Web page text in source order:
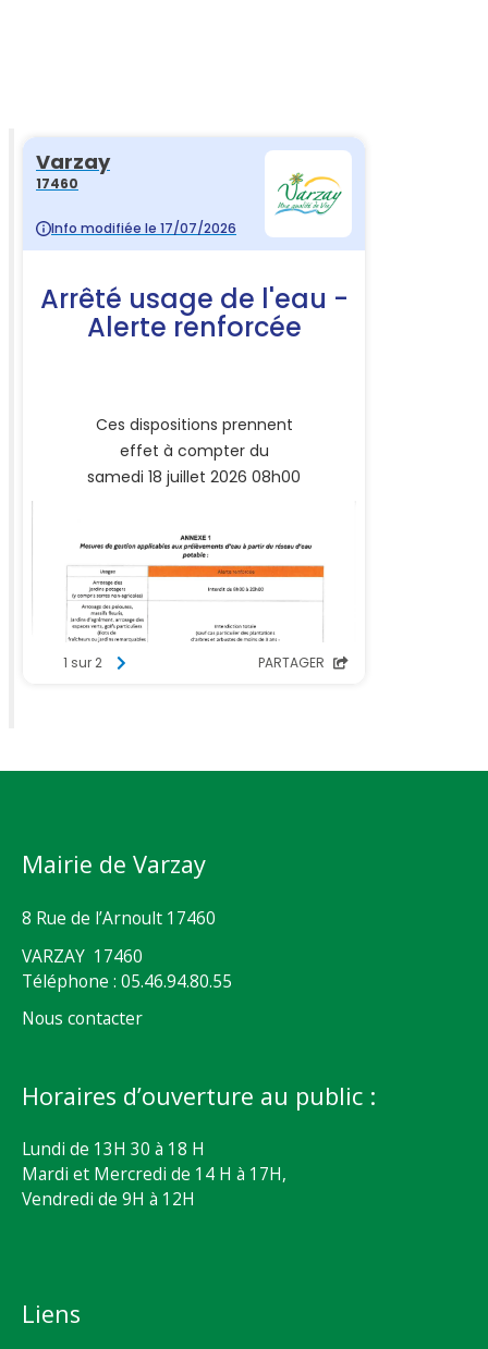
Mairie de Varzay
8 Rue de l’Arnoult 17460
VARZAY 17460
Téléphone : 05.46.94.80.55
Nous contacter
Horaires d’ouverture au public :
Lundi de 13H 30 à 18 H
Mardi et Mercredi de 14 H à 17H,
Vendredi de 9H à 12H
Liens